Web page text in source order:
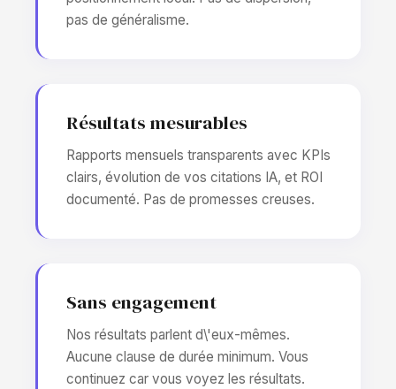
pas de généralisme.
Résultats mesurables
Rapports mensuels transparents avec KPIs
clairs, évolution de vos citations IA, et ROI
documenté. Pas de promesses creuses.
Sans engagement
Nos résultats parlent d\'eux-mêmes.
Aucune clause de durée minimum. Vous
continuez car vous voyez les résultats.